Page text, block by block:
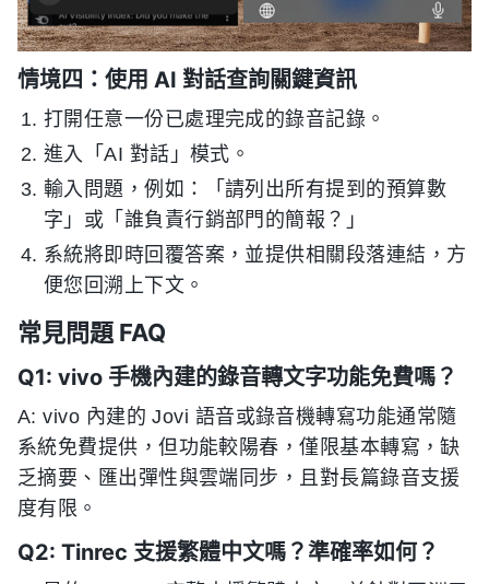
情境四：使用 AI 對話查詢關鍵資訊
打開任意一份已處理完成的錄音記錄。
進入「AI 對話」模式。
輸入問題，例如：「請列出所有提到的預算數
字」或「誰負責行銷部門的簡報？」
系統將即時回覆答案，並提供相關段落連結，方
便您回溯上下文。
常見問題 FAQ
Q1: vivo 手機內建的錄音轉文字功能免費嗎？
A: vivo 內建的 Jovi 語音或錄音機轉寫功能通常隨
系統免費提供，但功能較陽春，僅限基本轉寫，缺
乏摘要、匯出彈性與雲端同步，且對長篇錄音支援
度有限。
Q2: Tinrec 支援繁體中文嗎？準確率如何？